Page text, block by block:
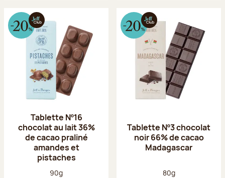
Tablette Nº16
chocolat au lait 36%
de cacao praliné
amandes et
pistaches
Poids net :
90g
Tablette Nº3 chocolat
noir 66% de cacao
Madagascar
Poids net :
80g